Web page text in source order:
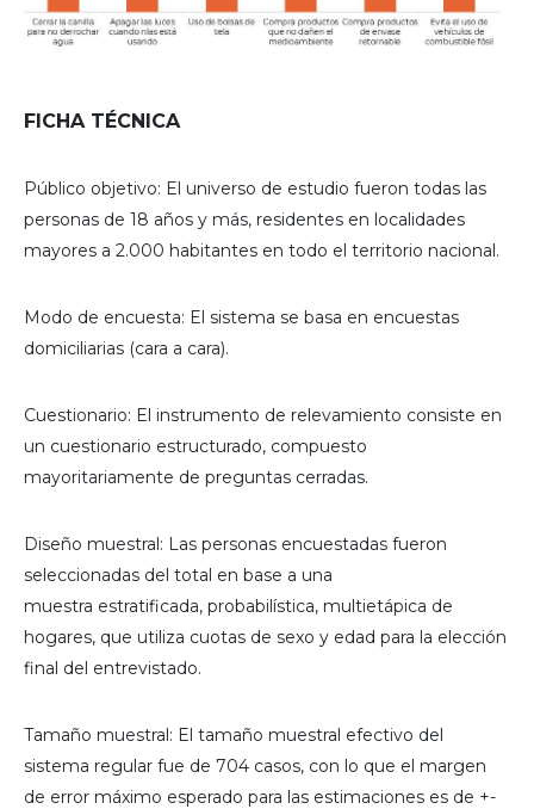
FICHA TÉCNICA
Público objetivo: El universo de estudio fueron todas las
personas de 18 años y más, residentes en localidades
mayores a 2.000 habitantes en todo el territorio nacional.
Modo de encuesta: El sistema se basa en encuestas
domiciliarias (cara a cara).
Cuestionario: El instrumento de relevamiento consiste en
un cuestionario estructurado, compuesto
mayoritariamente de preguntas cerradas.
Diseño muestral: Las personas encuestadas fueron
seleccionadas del total en base a una
muestra estratificada, probabilística, multietápica de
hogares, que utiliza cuotas de sexo y edad para la elección
final del entrevistado.
Tamaño muestral: El tamaño muestral efectivo del
sistema regular fue de 704 casos, con lo que el margen
de error máximo esperado para las estimaciones es de +-